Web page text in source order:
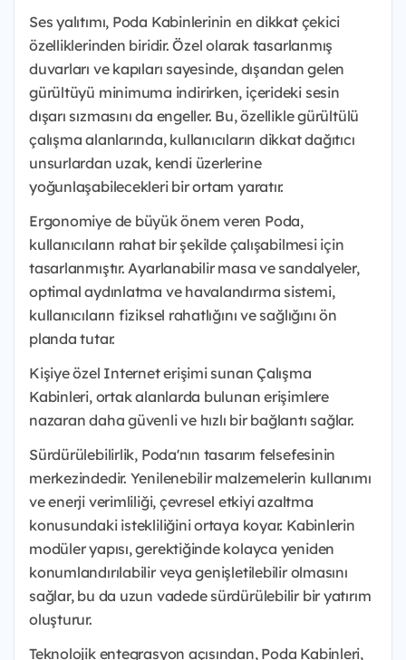
Ses yalıtımı, Poda Kabinlerinin en dikkat çekici
özelliklerinden biridir. Özel olarak tasarlanmış
duvarları ve kapıları sayesinde, dışarıdan gelen
gürültüyü minimuma indirirken, içerideki sesin
dışarı sızmasını da engeller. Bu, özellikle gürültülü
çalışma alanlarında, kullanıcıların dikkat dağıtıcı
unsurlardan uzak, kendi üzerlerine
yoğunlaşabilecekleri bir ortam yaratır.
Ergonomiye de büyük önem veren Poda,
kullanıcıların rahat bir şekilde çalışabilmesi için
tasarlanmıştır. Ayarlanabilir masa ve sandalyeler,
optimal aydınlatma ve havalandırma sistemi,
kullanıcıların fiziksel rahatlığını ve sağlığını ön
planda tutar.
Kişiye özel Internet erişimi sunan Çalışma
Kabinleri, ortak alanlarda bulunan erişimlere
nazaran daha güvenli ve hızlı bir bağlantı sağlar.
Sürdürülebilirlik, Poda'nın tasarım felsefesinin
merkezindedir. Yenilenebilir malzemelerin kullanımı
ve enerji verimliliği, çevresel etkiyi azaltma
konusundaki istekliliğini ortaya koyar. Kabinlerin
modüler yapısı, gerektiğinde kolayca yeniden
konumlandırılabilir veya genişletilebilir olmasını
sağlar, bu da uzun vadede sürdürülebilir bir yatırım
oluşturur.
Teknolojik entegrasyon açısından, Poda Kabinleri,